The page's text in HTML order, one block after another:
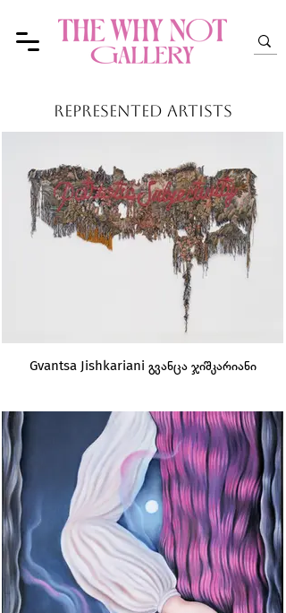
represented artists
Gvantsa Jishkariani გვანცა ჯიშკარიანი